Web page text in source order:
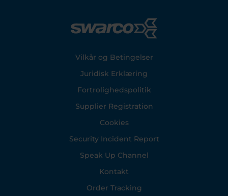
Vilkår og Betingelser
Juridisk Erklæring
Fortrolighedspolitik
Supplier Registration
Cookies
Security Incident Report
Speak Up Channel
Kontakt
Order Tracking